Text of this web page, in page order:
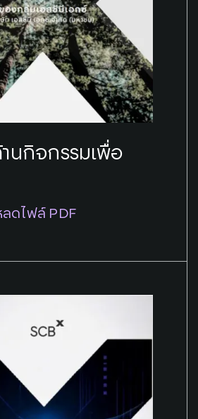
นกิจกรรมเพื่อ
ลดไฟล์ PDF